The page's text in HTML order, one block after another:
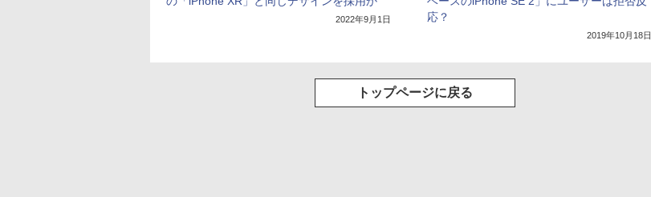
2022年9月1日
応？
2019年10月18日
トップページに戻る